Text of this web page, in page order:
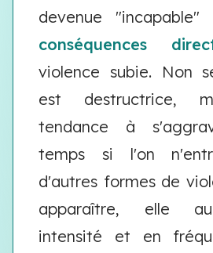
devenue
conséquences
violence subie. Non
est destructrice,
tendance à
temps si l'on
d'autres formes de
apparaître, elle
intensité et en